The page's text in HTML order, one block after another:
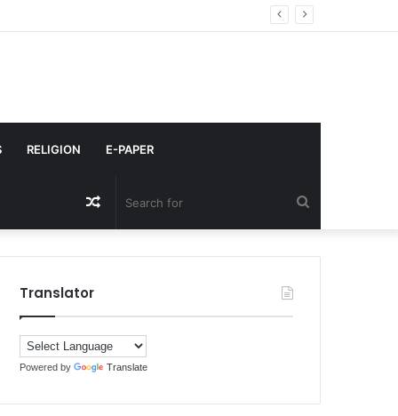
RELIGION E-PAPER
for
Random
Article
Translator
Powered by Translate